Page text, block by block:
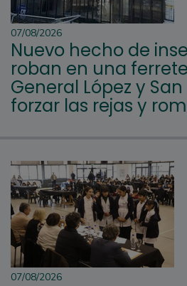
07/08/2026
Nuevo hecho de
roban en una
General López y
forzar las rejas y
07/08/2026